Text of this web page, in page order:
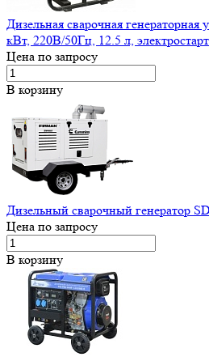
Дизельная сварочная генераторная
кВт, 220В/50Гц, 12.5 л,
Цена по запросу
В корзину
Дизельный сварочный генератор
Цена по запросу
В корзину